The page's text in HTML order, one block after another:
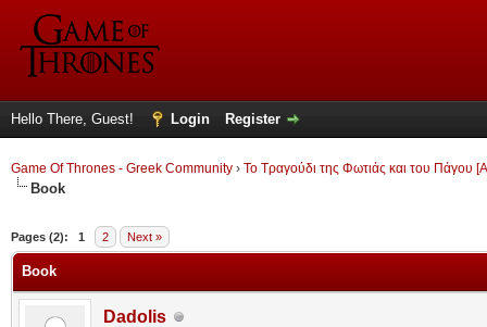
Hello There, Guest! Login Register
Game Of Thrones - Greek Community › Το Τραγούδι της Φωτιάς και του Πάγου
Book
Pages (2): 1 2 Next »
Book
Dadolis